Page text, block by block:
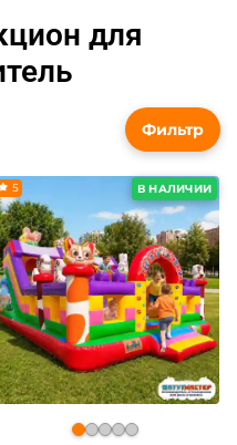
для
В НАЛИЧИИ
5
Фильтр